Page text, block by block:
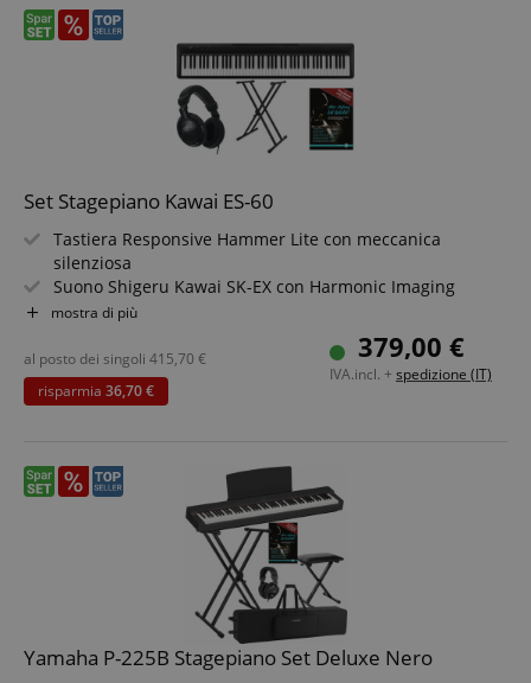
Set Stagepiano Kawai ES-60
Tastiera Responsive Hammer Lite con meccanica
silenziosa
Suono Shigeru Kawai SK-EX con Harmonic Imaging
(polifonia 192 note)
2x 10 watt altoparlanti
USB-MIDI & app PianoRemote
Compatto: 11 kg, incluso leggio e pedale
mostra di più
379,00 €
IVA.incl. + spedizione (IT)
al posto dei singoli 415,70 €
risparmia 36,70 €
Yamaha P-225B Stagepiano Set Deluxe Nero